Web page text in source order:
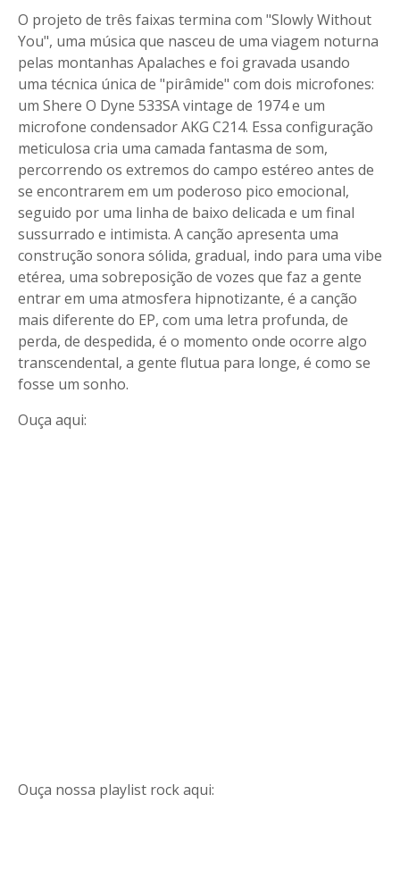
O projeto de três faixas termina com "Slowly Without
You", uma música que nasceu de uma viagem noturna
pelas montanhas Apalaches e foi gravada usando
uma técnica única de "pirâmide" com dois microfones:
um Shere O Dyne 533SA vintage de 1974 e um
microfone condensador AKG C214. Essa configuração
meticulosa cria uma camada fantasma de som,
percorrendo os extremos do campo estéreo antes de
se encontrarem em um poderoso pico emocional,
seguido por uma linha de baixo delicada e um final
sussurrado e intimista. A canção apresenta uma
construção sonora sólida, gradual, indo para uma vibe
etérea, uma sobreposição de vozes que faz a gente
entrar em uma atmosfera hipnotizante, é a canção
mais diferente do EP, com uma letra profunda, de
perda, de despedida, é o momento onde ocorre algo
transcendental, a gente flutua para longe, é como se
fosse um sonho.
Ouça aqui:
Ouça nossa playlist rock aqui: